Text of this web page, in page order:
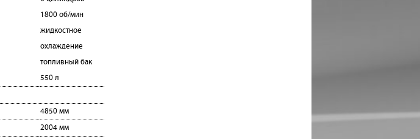
1800 об/мин
жидкостное
охлаждение
топливный бак
550 л
4850 мм
2004 мм